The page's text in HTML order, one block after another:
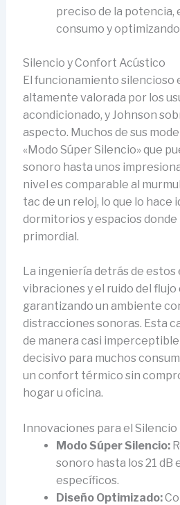
preciso de la potencia,
consumo y
Silencio y Confort Acústico
El funcionamiento silencioso
altamente valorada por los
acondicionado, y Johnson
aspecto. Muchos de sus
«Modo Súper Silencio» que
sonoro hasta unos
nivel es comparable al
tac de un reloj, lo que lo hace
dormitorios y espacios donde
primordial.
La ingeniería detrás de estos
vibraciones y el ruido del flujo
garantizando un ambiente
distracciones sonoras. Esta
de manera casi
decisivo para muchos
un confort térmico sin
hogar u oficina.
Innovaciones para el Silencio
Modo Súper Silencio:
sonoro hasta los 21 dB
específicos.
Diseño Optimizado: